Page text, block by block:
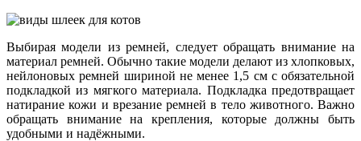
Выбирая модели из ремней, следует обращать внимание на
материал ремней. Обычно такие модели делают из хлопковых,
нейлоновых ремней шириной не менее 1,5 см с обязательной
подкладкой из мягкого материала. Подкладка предотвращает
натирание кожи и врезание ремней в тело животного. Важно
обращать внимание на крепления, которые должны быть
удобными и надёжными.